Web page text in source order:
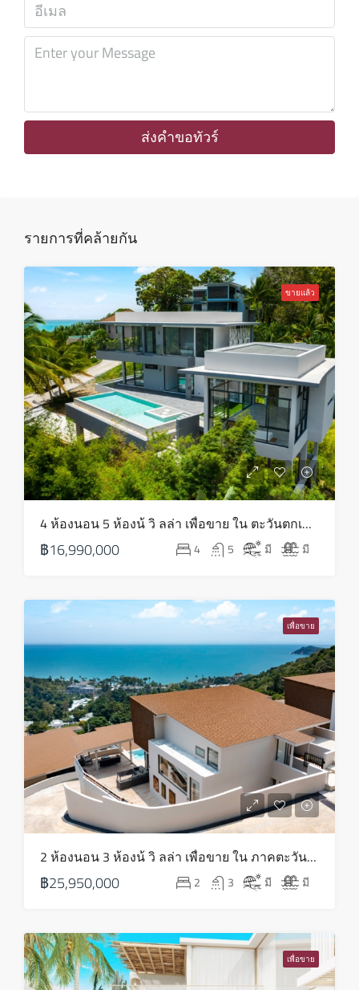
08
09
ส.ค.
11
ส.ค.
พุธ
12
ส.ค.
พฤหัส
13
ส.ค.
14
ส.ค.
เสาร์
15
อาทิตย์
16
ส.ค.
จันทร์
17
ส.ค.
อังคาร
ส.ค.
พุธ
19
ส.ค.
ส่งคำขอทัวร์
รายการที่คล้ายกัน
ขายแล้ว
4 ห้องนอน 5 ห้องน้ วิ ลล่า เพื่อขาย ใน ตะวันตกเฉียงเหนือ – HS0820
฿16,990,000 4 5 มี มี
เพื่อขาย
2 ห้องนอน 3 ห้องน้ วิ ลล่า เพื่อขาย ใน ภาคตะวันออกเฉียงเหนือ – HS0819
฿25,950,000 2 3 มี มี
เพื่อขาย